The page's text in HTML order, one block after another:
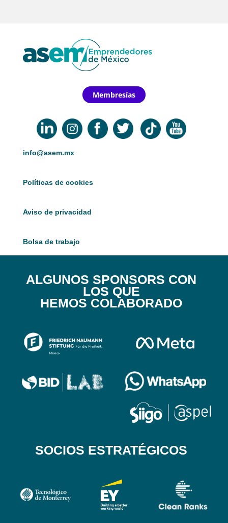
Membresías
info@asem.mx
Políticas de cookies
Aviso de privacidad
Bolsa de trabajo
ALGUNOS SPONSORS CON
LOS QUE
HEMOS COLABORADO
SOCIOS ESTRATÉGICOS